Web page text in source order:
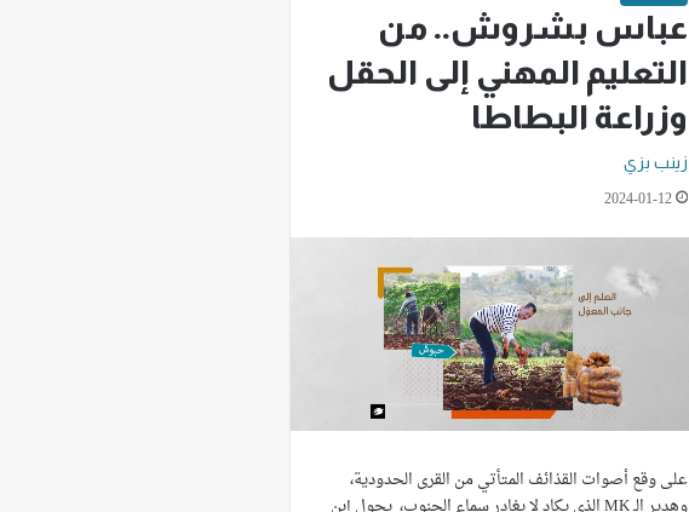
عباس بشروش.. من
التعليم المهني إلى الحقل
وزراعة البطاطا
زينب بزي
2024-01-12
على وقع أصوات القذائف المتأتي من القرى الحدودية،